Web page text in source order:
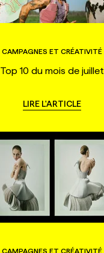
CAMPAGNES ET CRÉATIVITÉ
Top 10 du mois de juillet
LIRE L'ARTICLE
CAMPAGNES ET CRÉATIVITÉ